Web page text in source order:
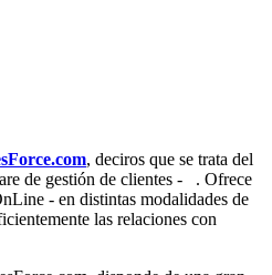
, deciros que se trata del
de gestión de clientes - . Ofrece
- en distintas modalidades de
las relaciones con